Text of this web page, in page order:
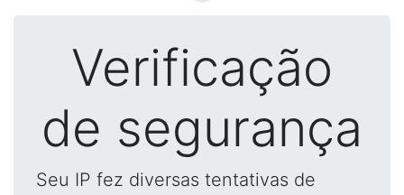
Verificação
de segurança
Seu IP fez diversas tentativas de